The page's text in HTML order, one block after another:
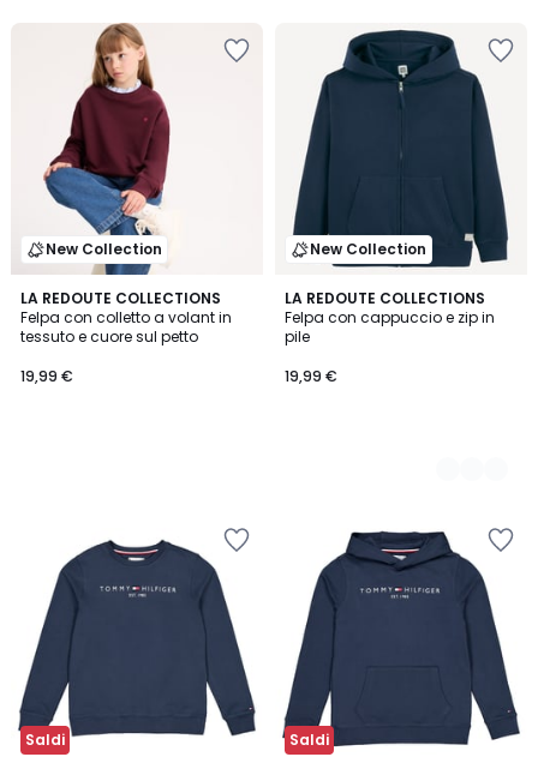
New Collection
LA REDOUTE COLLECTIONS
Felpa con colletto a volant in
tessuto e cuore sul petto
19,99 €
New Collection
LA REDOUTE COLLECTIONS
Felpa con cappuccio e zip in
pile
19,99 €
4
Colori
Saldi Saldi